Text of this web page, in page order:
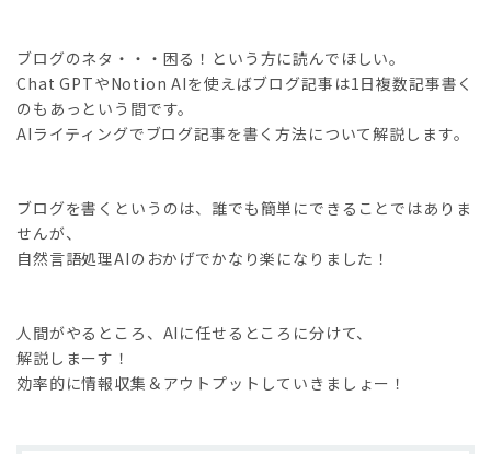
ブログのネタ・・・困る！という方に読んでほしい。
Chat GPTやNotion AIを使えばブログ記事は1日複数記事書く
のもあっという間です。
AIライティングでブログ記事を書く方法について解説します。
ブログを書くというのは、誰でも簡単にできることではありま
せんが、
自然言語処理AIのおかげでかなり楽になりました！
人間がやるところ、AIに任せるところに分けて、
解説しまーす！
効率的に情報収集＆アウトプットしていきましょー！